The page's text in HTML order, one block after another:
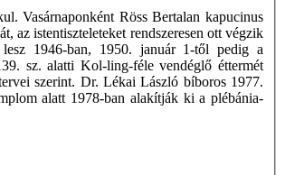
Vasárnaponként Röss Bertalan kapucinus
az istentiszteleteket rendszeresen ott végzik
lesz 1946-ban, 1950. január 1-től pedig a
sz. alatti Kol-ling-féle vendéglő éttermét
szerint. Dr. Lékai László bíboros 1977.
alatt 1978-ban alakítják ki a plébánia-